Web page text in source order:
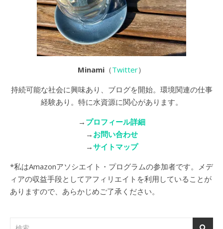
Minami （Twitter）
持続可能な社会に興味あり、ブログを開始。環境関連の仕事
経験あり。特に水資源に関心があります。
→ プロフィール詳細
→ お問い合わせ
→サイトマップ
*私はAmazonアソシエイト・プログラムの参加者です。メデ
ィアの収益手段としてアフィリエイトを利用していることが
ありますので、あらかじめご了承ください。